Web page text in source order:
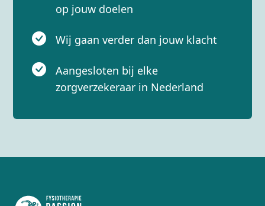
op jouw doelen
Wij gaan verder dan jouw klacht
Aangesloten bij elke
zorgverzekeraar in Nederland